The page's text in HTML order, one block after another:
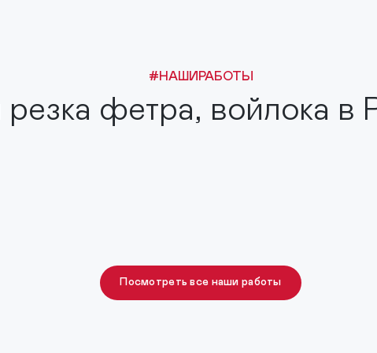
#НАШИРАБОТЫ
фетра, войлока в
Посмотреть все наши работы